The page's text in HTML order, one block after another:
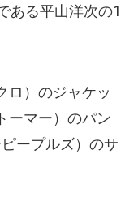
ある平山洋次の1
ロ）のジャケッ
ーマー）のパン
ピープルズ）のサ